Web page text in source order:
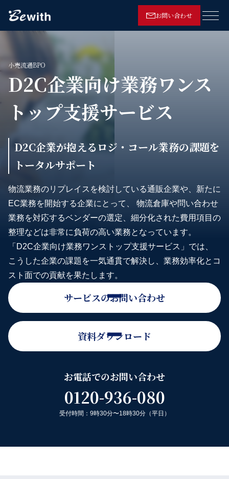
お問い合わせ
メニ
D2C企業向け業務ワンス
トップ支援サービス
小売流通BPO
D2C企業が抱えるロジ・コール業務の課題を
トータルサポート
物流業務のリプレイスを検討している通販企業や、新たに
EC業務を開始する企業にとって、 物流倉庫や問い合わせ
業務を対応するベンダーの選定、細分化された費用項目の
整理などは非常に負荷の高い業務となっています。
「D2C企業向け業務ワンストップ支援サービス」では、
こうした企業の課題を一気通貫で解決し、業務効率化とコ
スト面での貢献を果たします。
サービスのお問い合わせ
資料ダウンロード
お電話でのお問い合わせ
0120-936-080
受付時間：9時30分〜18時30分（平日）